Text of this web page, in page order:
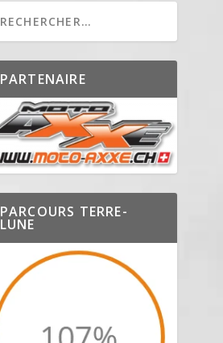
PARTENAIRE
PARCOURS TERRE-
LUNE